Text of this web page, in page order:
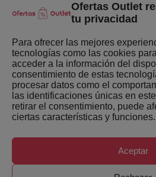
Ofertas Outlet
tu privacidad
Para ofrecer las mejores
tecnologías como las cookies
acceder a la información del
consentimiento de estas
procesar datos como el
las identificaciones únicas en
retirar el consentimiento, puede
ciertas características y funciones.
Aceptar
Quienes somos
Últimas Novedades
Mejores ofertas de la